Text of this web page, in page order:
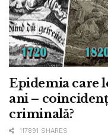
Epidemia care
ani –
criminală?
117891 SHARES